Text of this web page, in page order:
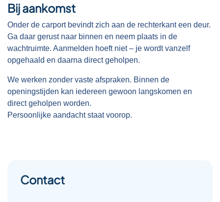
Bij aankomst
Onder de carport bevindt zich aan de rechterkant een deur.
Ga daar gerust naar binnen en neem plaats in de
wachtruimte. Aanmelden hoeft niet – je wordt vanzelf
opgehaald en daarna direct geholpen.
We werken zonder vaste afspraken. Binnen de
openingstijden kan iedereen gewoon langskomen en
direct geholpen worden.
Persoonlijke aandacht staat voorop.
Contact